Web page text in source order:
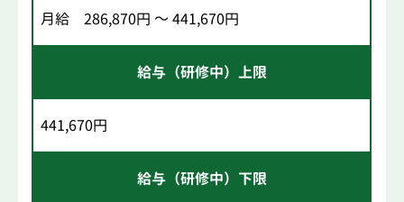
月給 286,870円 ～ 441,670円
給与（研修中）上限
441,670円
給与（研修中）下限